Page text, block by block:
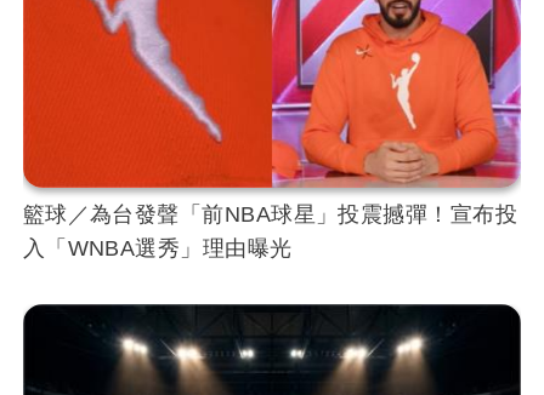
籃球／為台發聲「前NBA球星」投震撼彈！宣布投
入「WNBA選秀」理由曝光